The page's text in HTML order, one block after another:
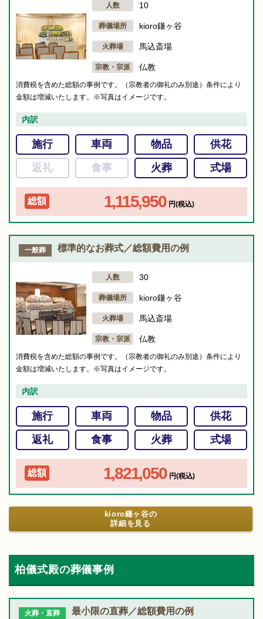
人数 10
葬儀場所 kioro鎌ヶ谷
火葬場 馬込斎場
宗教・宗派 仏教
消費税を含めた総額の事例です。（宗教者の御礼のみ別途）条件により
金額は増減いたします。※写真はイメージです。
内訳
施行 車両 物品
供花
返礼
食事 火葬 式場
総額 1,115,950 円(税込)
一般葬 標準的なお葬式／総額費用の例
人数 30
葬儀場所 kioro鎌ヶ谷
火葬場 馬込斎場
宗教・宗派 仏教
消費税を含めた総額の事例です。（宗教者の御礼のみ別途）条件により
金額は増減いたします。※写真はイメージです。
内訳
施行 車両 物品
供花
返礼
食事 火葬 式場
総額 1,821,050 円(税込)
kioro鎌ヶ谷の
詳細を見る
柏儀式殿の葬儀事例
火葬・直葬 最小限の直葬／総額費用の例